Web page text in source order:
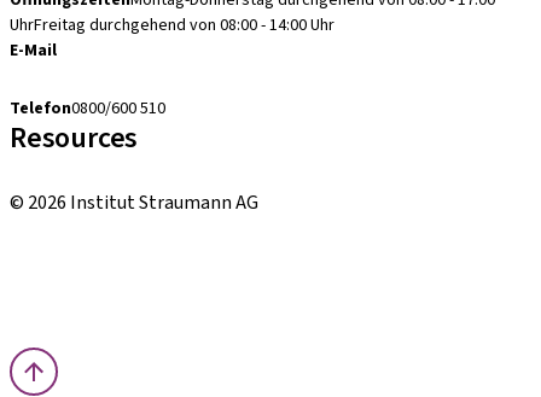
UhrFreitag durchgehend von 08:00 - 14:00 Uhr
E-Mail
Telefon0800/600 510
Resources
© 2026 Institut Straumann AG